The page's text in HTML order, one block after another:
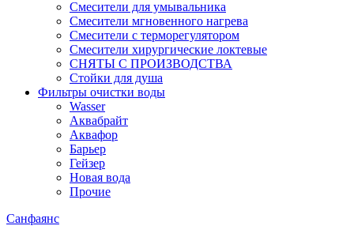
Смесители для умывальника
Смесители мгновенного нагрева
Смесители с терморегулятором
Смесители хирургические локтевые
СНЯТЫ С ПРОИЗВОДСТВА
Стойки для душа
Фильтры очистки воды
Wasser
Аквабрайт
Аквафор
Барьер
Гейзер
Новая вода
Прочие
Санфаянс